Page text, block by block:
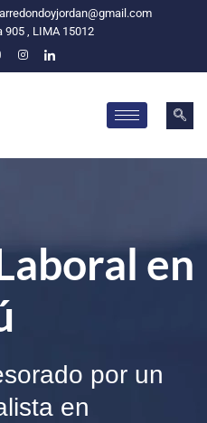
arredondoyjordan@gmail.com
905 , LIMA 15012
en
por un
en